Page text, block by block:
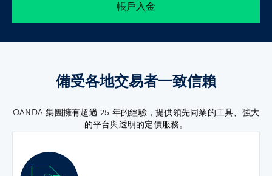
帳戶入金
備受各地交易者一致信賴
OANDA 集團擁有超過 25 年的經驗，提供領先同業的工具、強大
的平台與透明的定價服務。